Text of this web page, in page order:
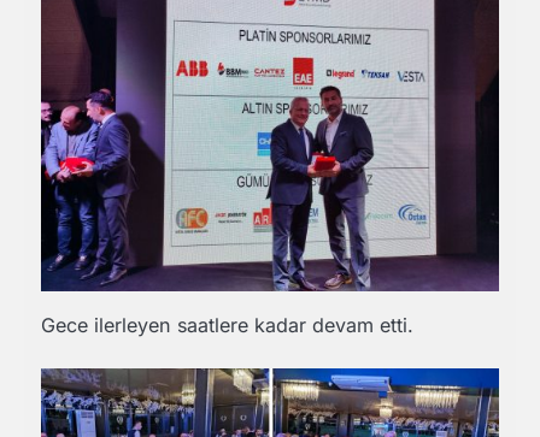
Gece ilerleyen saatlere kadar devam etti.